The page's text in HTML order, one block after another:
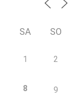
SA SO
1 2
8 9